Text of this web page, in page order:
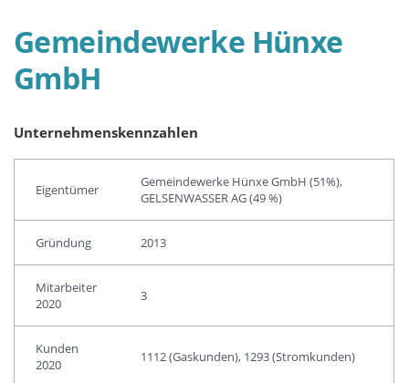
Gemeindewerke Hünxe
GmbH
Unternehmenskennzahlen
Eigentümer
Gemeindewerke Hünxe GmbH (51%),
GELSENWASSER AG (49 %)
Gründung 2013
Mitarbeiter
2020
3
Kunden
2020
1112 (Gaskunden), 1293 (Stromkunden)